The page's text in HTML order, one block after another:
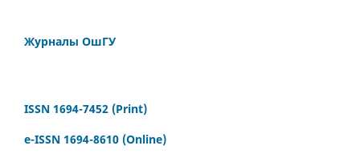
Журналы ОшГУ
ISSN 1694-7452 (Print)
e-ISSN 1694-8610 (Online)